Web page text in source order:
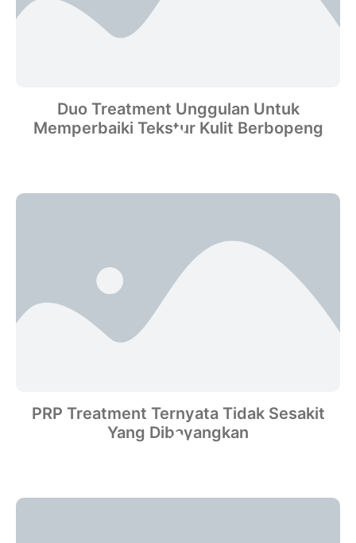
Duo Treatment Unggulan Untuk
Memperbaiki Tekstur Kulit Berbopeng
PRP Treatment Ternyata Tidak Sesakit
Yang Dibayangkan